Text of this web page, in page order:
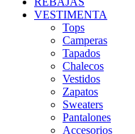
VESTIMENTA
Tops
Camperas
Tapados
Chalecos
Vestidos
Zapatos
Sweaters
Pantalones
Accesorios